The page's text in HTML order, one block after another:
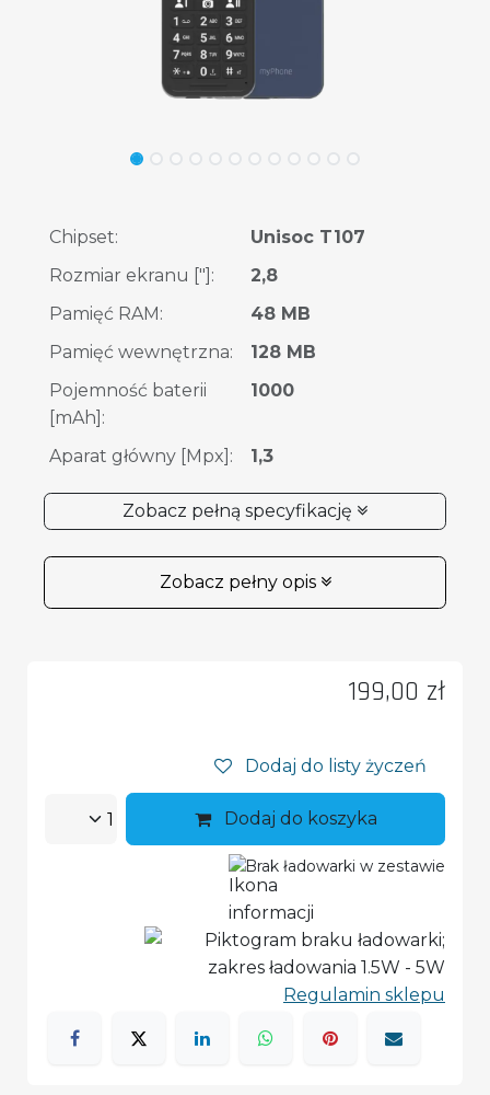
Chipset:
Unisoc T107
Rozmiar ekranu ["] :
2,8
Pamięć RAM:
48 MB
Pamięć wewnętrzna:
128 MB
Pojemność baterii
[mAh] :
1000
Aparat główny [Mpx] : 1,3
Zobacz pełną specyfikację
Zobacz pełny opis
199,00 zł
Dodaj do listy życzeń
Dodaj do koszyka
Brak ładowarki w zestawie
Regulamin sklepu